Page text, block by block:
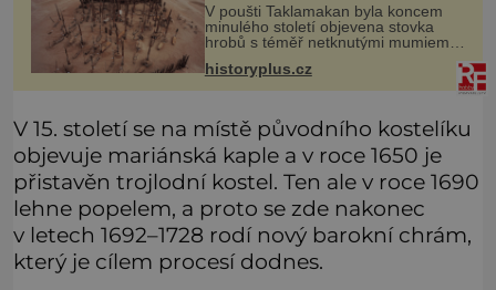
V poušti Taklamakan byla koncem
minulého století objevena stovka
hrobů s téměř netknutými mumiemi.
Všichni mrtví byli pohřbeni s úctou a
četnými milodary. Asi nejvíc přitom
vědce zaujal hrob tříměsíčn
historyplus.cz
V 15. století se na místě původního kostelíku
objevuje mariánská kaple a v roce 1650 je
přistavěn trojlodní kostel. Ten ale v roce 1690
lehne popelem, a proto se zde nakonec
v letech 1692–1728 rodí nový barokní chrám,
který je cílem procesí dodnes.